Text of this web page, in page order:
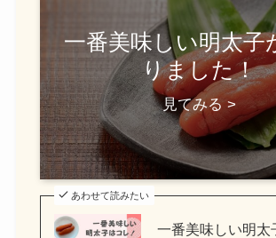
一番美味しい明太子
りました！
見てみる >
あわせて読みたい
一番美味しい明太